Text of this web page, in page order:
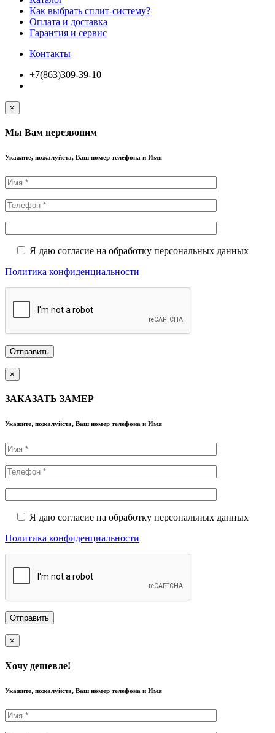
Как выбрать сплит-систему?
Оплата и доставка
Гарантия и сервис
Контакты
+7(863)309-39-10
×
Мы Вам перезвоним
Укажите, пожалуйста, Ваш номер телефона и Имя
Я даю согласие на обработку персональных данных
Политика конфиденциальности
×
ЗАКАЗАТЬ ЗАМЕР
Укажите, пожалуйста, Ваш номер телефона и Имя
Я даю согласие на обработку персональных данных
Политика конфиденциальности
×
Хочу дешевле!
Укажите, пожалуйста, Ваш номер телефона и Имя